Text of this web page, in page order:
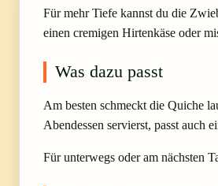
Für mehr Tiefe kannst du die
einen cremigen Hirtenkäse oder
Was dazu passt
Am besten schmeckt die Quiche
Abendessen servierst, passt auch
Für unterwegs oder am nächsten